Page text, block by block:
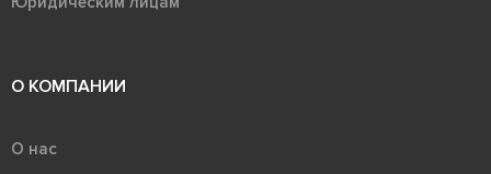
О КОМПАНИИ
О нас